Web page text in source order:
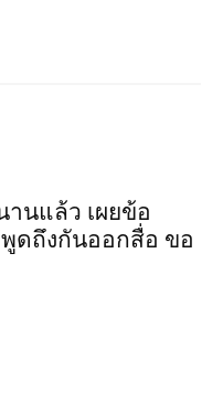
นแล้ว เผยข้อ
พูดถึงกันออกสื่อ ขอ